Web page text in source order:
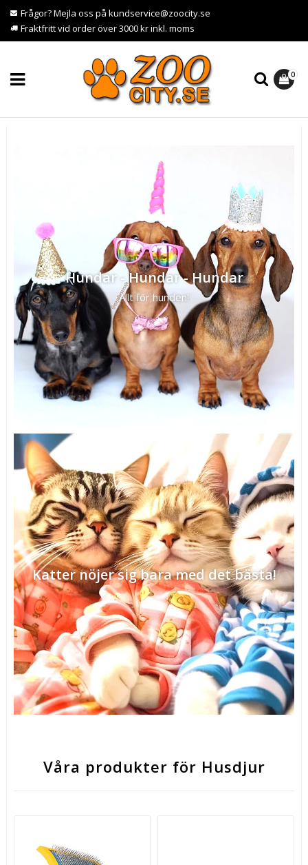
Frågor? Mejla oss på kundservice@zoocity.se
Fraktfritt vid order över 3000 kr inkl. moms
0
Hundar - Hundar - Hundar
Allt för hunden!
Katter nöjer sig bara med det bästa!
Våra produkter för Husdjur